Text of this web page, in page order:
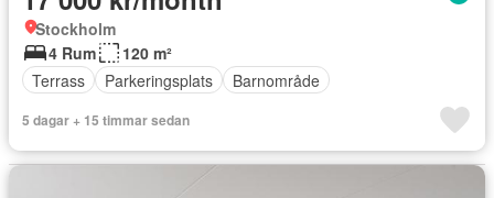
Stockholm
4 Rum
120 m²
Terrass
Parkeringsplats Barnområde
5 dagar + 15 timmar sedan